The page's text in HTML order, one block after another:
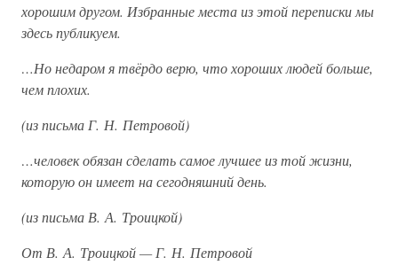
хорошим другом. Избранные места из этой переписки мы
здесь публикуем.
…Но недаром я твёрдо верю, что хороших людей больше,
чем плохих.
(из письма Г. Н. Петровой)
…человек обязан сделать самое лучшее из той жизни,
которую он имеет на сегодняшний день.
(из письма В. А. Троицкой)
От В. А. Троицкой — Г. Н. Петровой